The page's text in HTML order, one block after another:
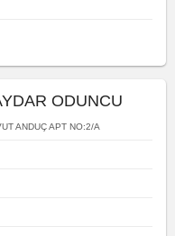
ODUNCU
ANDUÇ APT NO:2/A